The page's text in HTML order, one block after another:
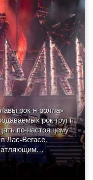
рок-н-ролла»
рок-групп
по-настоящему
Лас-Вегасе.
монреальской